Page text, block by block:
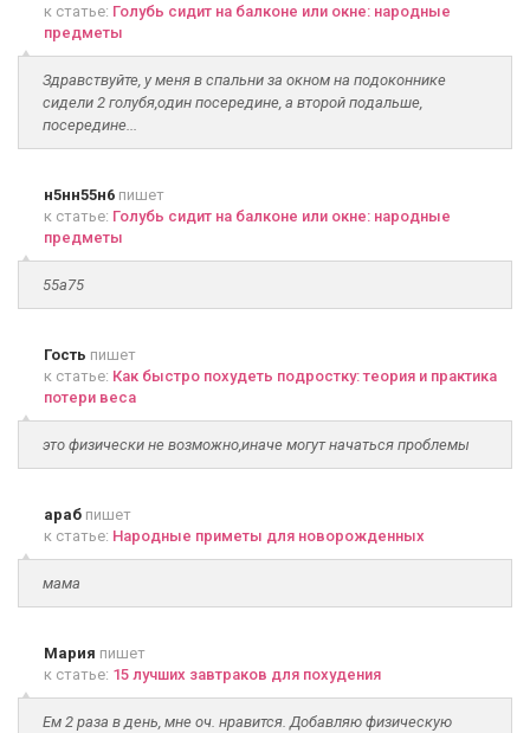
к статье: Голубь сидит на балконе или окне: народные
предметы
Здравствуйте, у меня в спальни за окном на подоконнике
сидели 2 голубя,один посередине, а второй подальше,
посередине...
н5нн55н6 пишет
к статье: Голубь сидит на балконе или окне: народные
предметы
55а75
Гость пишет
к статье: Как быстро похудеть подростку: теория и практика
потери веса
это физически не возможно,иначе могут начаться проблемы
араб пишет
к статье: Народные приметы для новорожденных
мама
Мария пишет
к статье: 15 лучших завтраков для похудения
Ем 2 раза в день, мне оч. нравится. Добавляю физическую